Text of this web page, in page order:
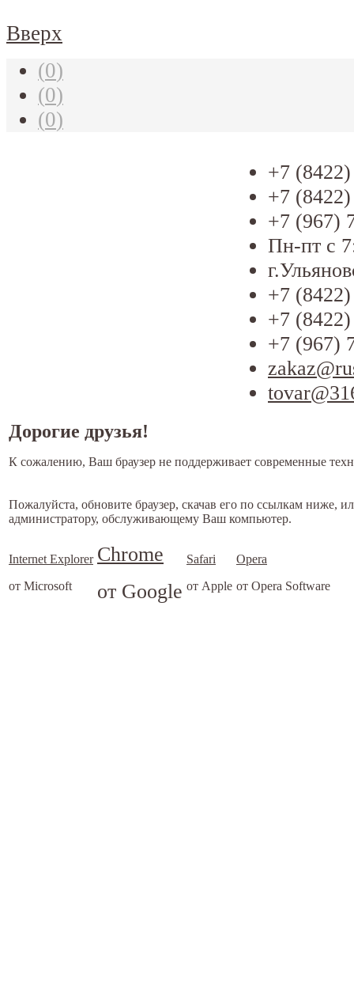
Вверх
(0)
(0)
(0)
+7
+7
+7 (967)
Пн-пт с
+7
+7
+7 (967)
Дорогие друзья!
К сожалению, Ваш браузер не поддерживает современные
Пожалуйста, обновите браузер, скачав его по ссылкам ниже,
администратору, обслуживающему Ваш компьютер.
Internet Explorer
от Microsoft
Chrome
от Google
Safari
от Apple
Opera
от Opera Software